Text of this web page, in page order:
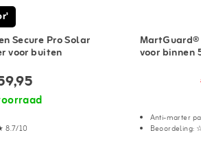
Secure Pro Solar
voor buiten
10
voor binnen
Anti-marter